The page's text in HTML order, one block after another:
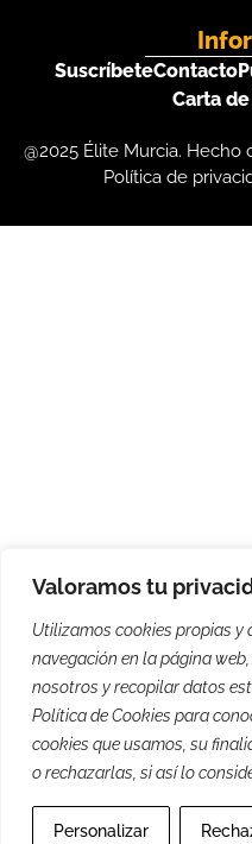
Valoramos tu
Utilizamos cookies propias y
navegación en la página
nosotros y recopilar datos
Política de Cookies para
cookies que usamos, su
o rechazarlas, si así lo
Personalizar
SuscríbeteContacto
Carta
@2025 Élite Murcia. Hecho
Política de